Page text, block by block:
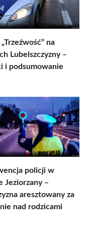
na
Lubelszczyzny –
i podsumowanie
policji w
Jeziorzany –
aresztowany za
nad rodzicami